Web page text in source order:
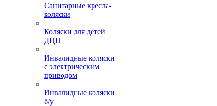
Санитарные кресла-
коляски
Коляски для детей
ДЦП
Инвалидные коляски
с электрическим
приводом
Инвалидные коляски
б/у